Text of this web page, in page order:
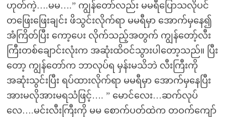
ဟုတ်ကဲ့….မမ….” ကျွန်တော်လည်း မမရီပြောသလိုပင်
တဖြေးဖြေးချင်း ဖိသွင်းလိုက်ရာ မမရီမှာ အောက်မှနေ၍
အံကြိတ်ပြီး ကော့ပေး လိုက်သည့်အတွက် ကျွန်တော့်လီး
ကြီးတစ်ချောင်းလုံးက အဆုံးထိဝင်သွားပါတော့သည်။ ပြီး
တော့ ကျွန်တော်က ဘာလုပ်ရ မှန်းမသိဘဲ လီးကြီးကို
အဆုံးသွင်းပြီး ရပ်ထားလိုက်ရာ မမရီမှာ အောက်မှနေပြီး
အားမလိုအားမရသံဖြင့်…. ” မောင်လေး…ဆက်လုပ်
လေ….မင်းလီးကြီးကို မမ စောက်ပတ်ထဲက တဝက်ကျော်